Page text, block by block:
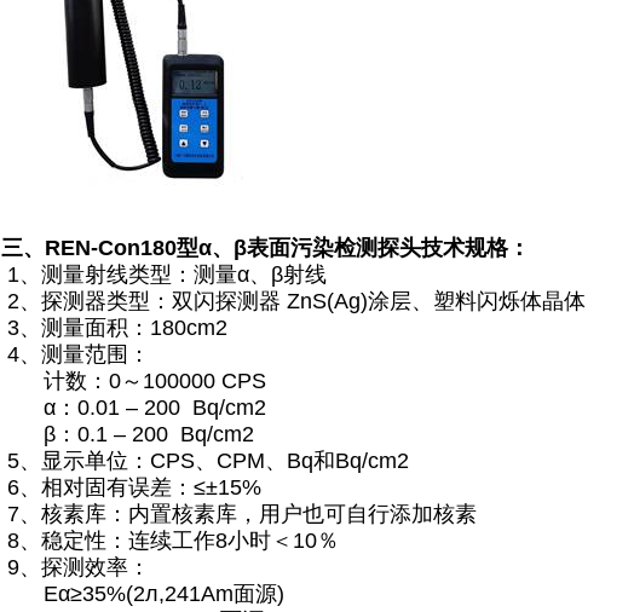
三、REN-Con180型α、β表面污染检测探头技术规格：
1、测量射线类型：测量α、β射线
2、探测器类型：双闪探测器 ZnS(Ag)涂层、塑料闪烁体晶体
3、测量面积：180cm2
4、测量范围：
计数：0～100000 CPS
α：0.01 – 200 Bq/cm2
β：0.1 – 200 Bq/cm2
5、显示单位：CPS、CPM、Bq和Bq/cm2
6、相对固有误差：≤±15%
7、核素库：内置核素库，用户也可自行添加核素
8、稳定性：连续工作8小时＜10％
9、探测效率：
Eα≥35%(2л,241Am面源)